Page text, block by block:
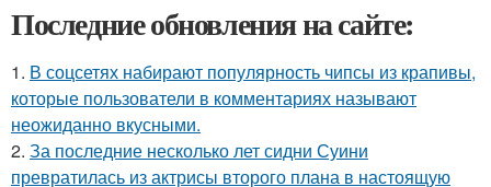
Последние обновления на сайте:
1. В соцсетях набирают популярность чипсы из крапивы,
которые пользователи в комментариях называют
неожиданно вкусными.
2. За последние несколько лет сидни Суини
превратилась из актрисы второго плана в настоящую